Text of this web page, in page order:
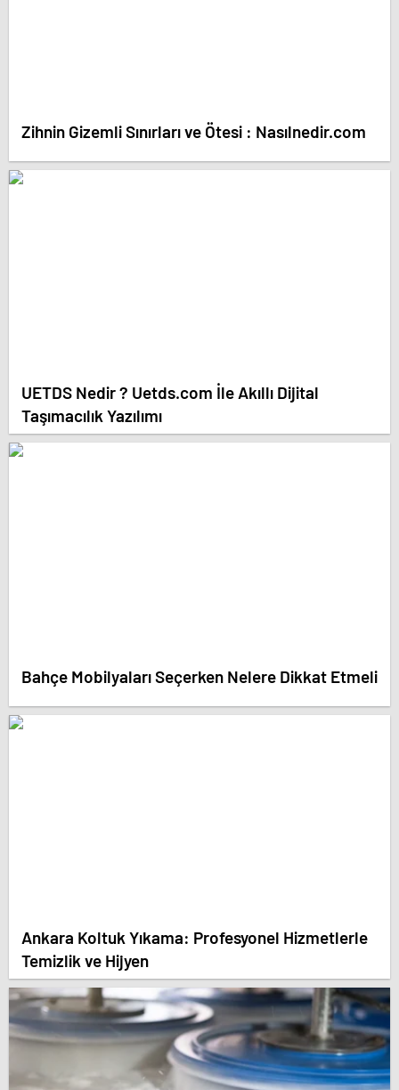
Zihnin Gizemli Sınırları ve Ötesi : Nasılnedir.com
UETDS Nedir ? Uetds.com İle Akıllı Dijital
Taşımacılık Yazılımı
Bahçe Mobilyaları Seçerken Nelere Dikkat Etmeli
Ankara Koltuk Yıkama: Profesyonel Hizmetlerle
Temizlik ve Hijyen